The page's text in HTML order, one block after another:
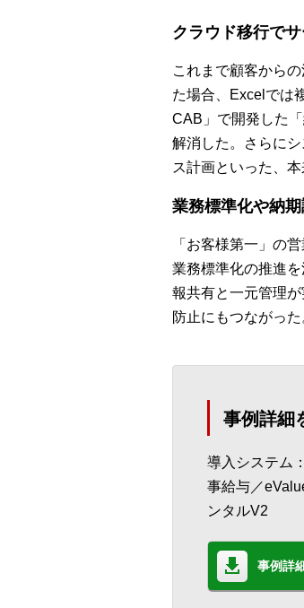
クラウド移行で
これまで顧客から
た場合、Excelでは
CAB」で開発した
解消した。さらに
ス計画といった、
業務標準化や納
「お客様第一」の
業務標準化の推進
報共有と一元管理
防止にもつながった
事例詳細
導入システム
事給与／
ンタルV2
事例詳